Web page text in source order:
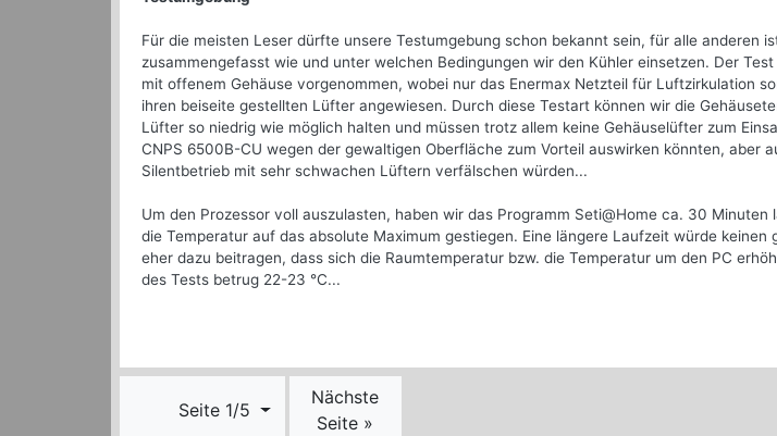
Für die meisten Leser dürfte unsere Testumgebung schon bekannt sein, für alle anderen
zusammengefasst wie und unter welchen Bedingungen wir den Kühler einsetzen. Der
mit offenem Gehäuse vorgenommen, wobei nur das Enermax Netzteil für Luftzirkulation
ihren beiseite gestellten Lüfter angewiesen. Durch diese Testart können wir die
Lüfter so niedrig wie möglich halten und müssen trotz allem keine Gehäuselüfter zum
CNPS 6500B-CU wegen der gewaltigen Oberfläche zum Vorteil auswirken könnten, aber
Silentbetrieb mit sehr schwachen Lüftern verfälschen würden...
Um den Prozessor voll auszulasten, haben wir das Programm Seti@Home ca. 30
die Temperatur auf das absolute Maximum gestiegen. Eine längere Laufzeit würde keinen
eher dazu beitragen, dass sich die Raumtemperatur bzw. die Temperatur um den PC
des Tests betrug 22-23 °C...
Seite 1/5
Nächste
Seite »